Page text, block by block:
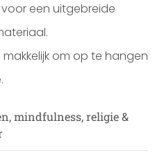
een uitgebreide
om op te hangen
mindfulness, religie &